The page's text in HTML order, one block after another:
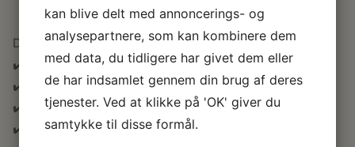
Der medfølger også:
✔️ Udhængs- og sternbrædder
✔️ Stormlister
✔️ Montagekit
✔️ Installationsvejledning
kan blive delt med annoncerings- og
analysepartnere, som kan kombinere dem
med data, du tidligere har givet dem eller
de har indsamlet gennem din brug af deres
tjenester. Ved at klikke på 'OK' giver du
samtykke til disse formål.